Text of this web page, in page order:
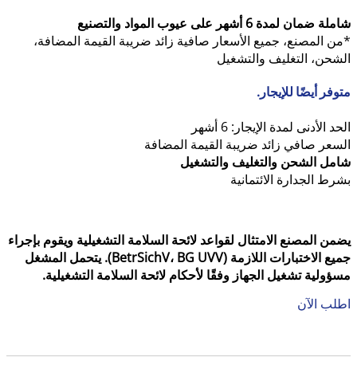
شاملة ضمان لمدة 6 أشهر على عيوب المواد والتصنيع
*من المصنع، جميع الأسعار صافية زائد ضريبة القيمة المضافة،
الشحن، التغليف والتشغيل
متوفر أيضًا للإيجار.
الحد الأدنى لمدة الإيجار: 6 أشهر
السعر صافي زائد ضريبة القيمة المضافة
شامل الشحن والتغليف والتشغيل
بشرط الجدارة الائتمانية
يضمن المصنع الامتثال لقواعد لائحة السلامة التشغيلية ويقوم بإجراء
جميع الاختبارات اللازمة (BetrSichV، BG UVV). يتحمل المشغل
مسؤولية تشغيل الجهاز وفقًا لأحكام لائحة السلامة التشغيلية.
اطلب الآن